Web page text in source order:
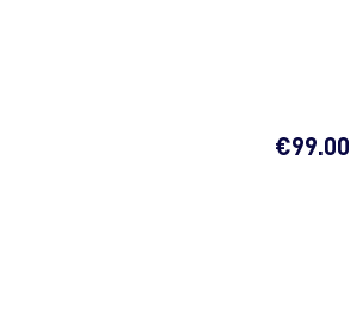
€99.00